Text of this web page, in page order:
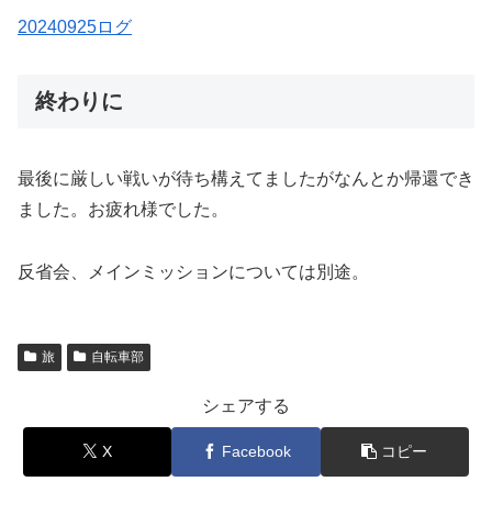
20240925ログ
終わりに
最後に厳しい戦いが待ち構えてましたがなんとか帰還でき
ました。お疲れ様でした。
反省会、メインミッションについては別途。
旅 自転車部
シェアする
X Facebook コピー